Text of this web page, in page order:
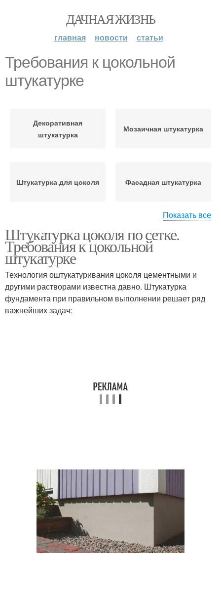
ДАЧНАЯ ЖИЗНЬ
главная новости статьи
Требования к цокольной
штукатурке
Декоративная
штукатурка
Мозаичная штукатурка
Штукатурка для цоколя Фасадная штукатурка
наружных работ
штукатурки
Показать все
Штукатурка цоколя по сетке.
Требования к цокольной
штукатурке
Технология оштукатуривания цоколя цементными и
другими растворами известна давно. Штукатурка
фундамента при правильном выполнении решает ряд
важнейших задач: